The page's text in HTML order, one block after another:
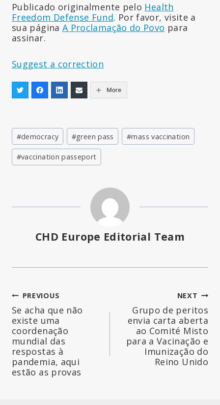
Publicado originalmente pelo Health
Freedom Defense Fund. Por favor, visite a
sua página A Proclamação do Povo para
assinar.
Suggest a correction
More
Post
Tags:
#democracy #green pass #mass vaccination
#vaccination passeport
CHD Europe Editorial Team
Navegação
de
artigos
PREVIOUS
Se acha que não
existe uma
coordenação
mundial das
respostas à
pandemia, aqui
estão as provas
NEXT
Grupo de peritos
envia carta aberta
ao Comité Misto
para a Vacinação e
Imunização do
Reino Unido